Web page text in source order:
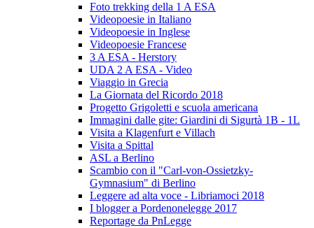
Foto trekking della 1 A ESA
Videopoesie in Italiano
Videopoesie in Inglese
Videopoesie Francese
3 A ESA - Herstory
UDA 2 A ESA - Video
Viaggio in Grecia
La Giornata del Ricordo 2018
Progetto Grigoletti e scuola americana
Immagini dalle gite: Giardini di Sigurtà 1B - 1L
Visita a Klagenfurt e Villach
Visita a Spittal
ASL a Berlino
Scambio con il "Carl-von-Ossietzky-
Gymnasium" di Berlino
Leggere ad alta voce - Libriamoci 2018
I blogger a Pordenonelegge 2017
Reportage da PnLegge